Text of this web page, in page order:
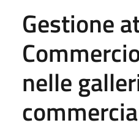
Gestione
nelle